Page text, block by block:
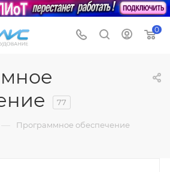
0
77
— Программное обеспечение